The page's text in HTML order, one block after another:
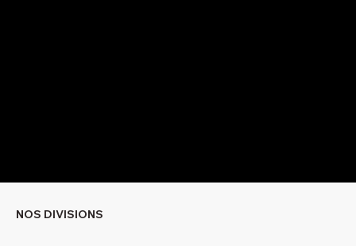
NOS DIVISIONS